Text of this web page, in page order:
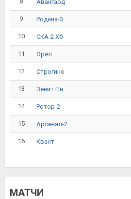
Авангард
9 Родина-3
10 СКА-2 Хб
11 Орёл
12 Строгино
13 Зенит Пн
14 Ротор-2
15 Арсенал-2
16 Квант
МАТЧИ